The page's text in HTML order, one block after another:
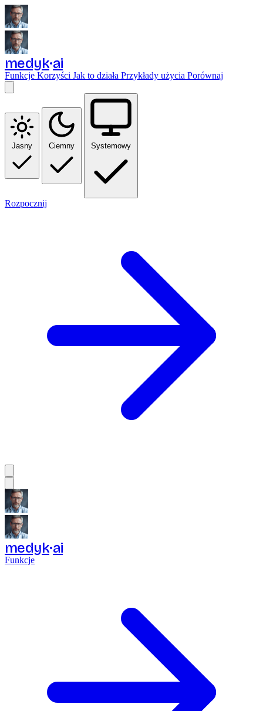
medyk ai
Funkcje Korzyści Jak to działa Przykłady użycia Porównaj
Jasny Ciemny Systemowy
Rozpocznij
medyk ai
Funkcje